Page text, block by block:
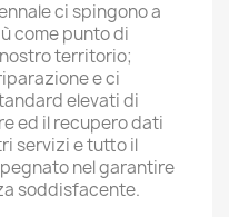
ci spingono a
come punto di
territorio;
e ci
elevati di
ed il recupero dati
servizi e tutto il
nel garantire
soddisfacente.